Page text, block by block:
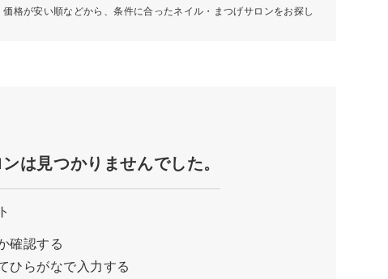
格が安い順などから、条件に合ったネイル・まつげサロンをお探し
は見つかりませんでした。
確認する
ひらがなで入力する